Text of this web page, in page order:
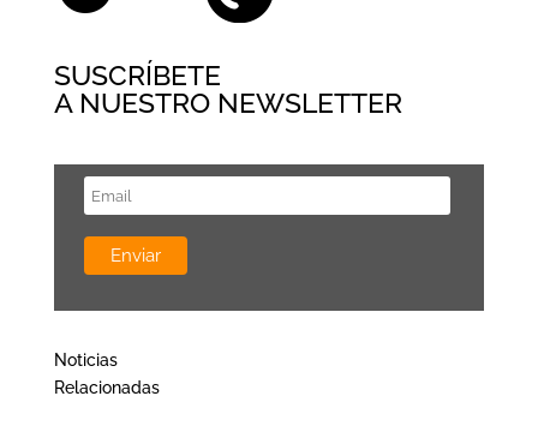
SUSCRÍBETE
A NUESTRO NEWSLETTER
Noticias
Relacionadas